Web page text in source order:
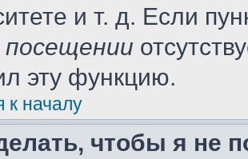
и т. д. Если
эту функцию.
к началу
чтобы я не